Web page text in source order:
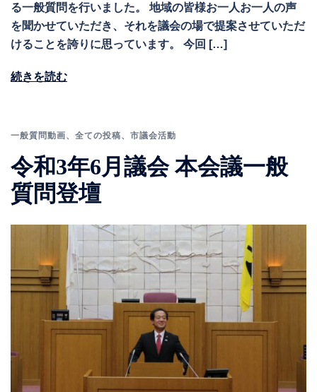
る一般質問を行いました。 地域の皆様お一人お一人の声
を聞かせていただき、それを議会の場で提案させていただ
けることを誇りに思っています。 今回 […]
続きを読む
一般質問動画、 全ての投稿、 市議会活動
令和3年6月議会 本会議一般
質問登壇